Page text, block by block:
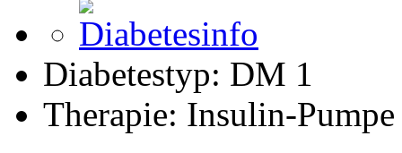
Diabetestyp: DM 1
Therapie: Insulin-Pumpe